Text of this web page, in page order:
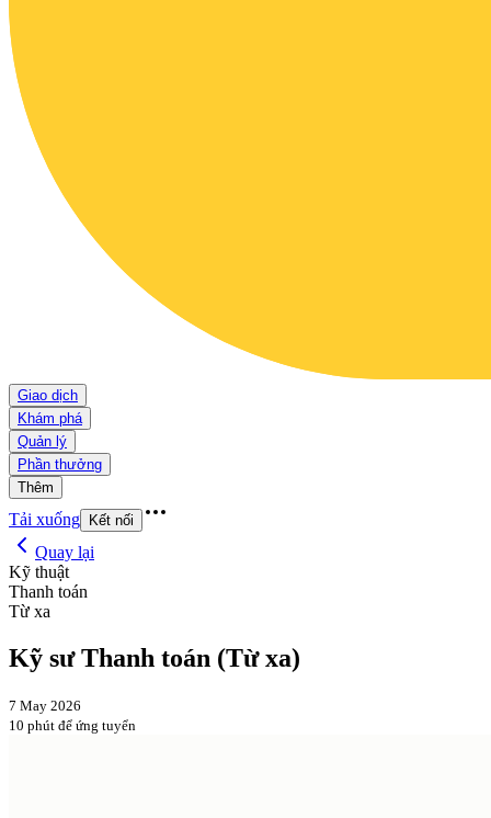
Giao dịch
Khám phá
Quản lý
Phần thưởng
Thêm
Tải xuống Kết nối
Quay lại
Kỹ thuật
Thanh toán
Từ xa
Kỹ sư Thanh toán (Từ xa)
7 May 2026
10 phút để ứng tuyển